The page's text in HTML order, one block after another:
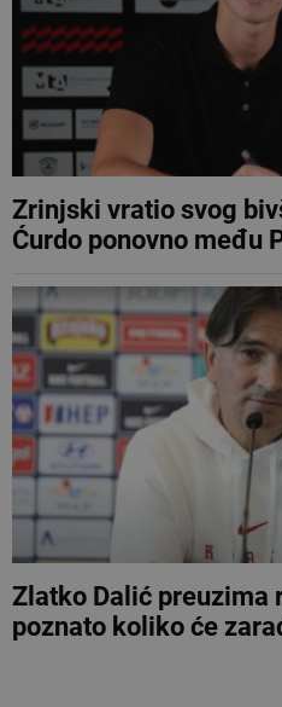
Zrinjski vratio svog
Ćurdo ponovno među
Zlatko Dalić preuzima
poznato koliko će